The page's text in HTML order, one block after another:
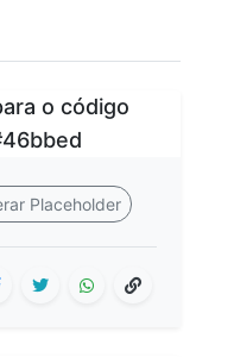
Placeholder